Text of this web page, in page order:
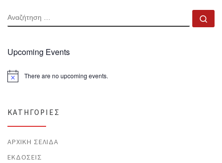
ΑΝΑΖΉΤΗΣΗ
Upcoming Events
N
c
There are no upcoming events.
KΑΤΗΓΟΡΊΕΣ
ΑΡΧΙΚΉ ΣΕΛΊΔΑ
ΕΚΔΌΣΕΙΣ